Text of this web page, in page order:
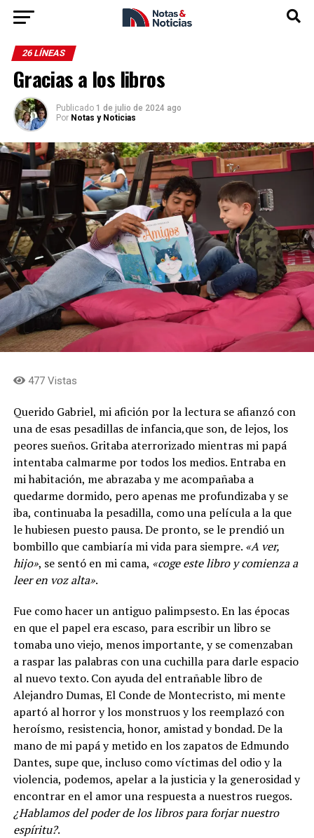
26 LÍNEAS
Gracias a los libros
Publicado 1 de julio de 2024 ago
Por Notas y Noticias
477 Vistas
Querido Gabriel, mi afición por la lectura se afianzó con
una de esas pesadillas de infancia,que son, de lejos, los
peores sueños. Gritaba aterrorizado mientras mi papá
intentaba calmarme por todos los medios. Entraba en
mi habitación, me abrazaba y me acompañaba a
quedarme dormido, pero apenas me profundizaba y se
iba, continuaba la pesadilla, como una película a la que
le hubiesen puesto pausa. De pronto, se le prendió un
bombillo que cambiaría mi vida para siempre. «A ver,
hijo», se sentó en mi cama, «coge este libro y comienza a
leer en voz alta».
Fue como hacer un antiguo palimpsesto. En las épocas
en que el papel era escaso, para escribir un libro se
tomaba uno viejo, menos importante, y se comenzaban
a raspar las palabras con una cuchilla para darle espacio
al nuevo texto. Con ayuda del entrañable libro de
Alejandro Dumas, El Conde de Montecristo, mi mente
apartó al horror y los monstruos y los reemplazó con
heroísmo, resistencia, honor, amistad y bondad. De la
mano de mi papá y metido en los zapatos de Edmundo
Dantes, supe que, incluso como víctimas del odio y la
violencia, podemos, apelar a la justicia y la generosidad y
encontrar en el amor una respuesta a nuestros ruegos.
¿Hablamos del poder de los libros para forjar nuestro
espíritu?.